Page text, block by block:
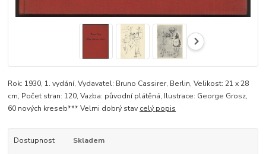
Rok: 1930, 1. vydání, Vydavatel: Bruno Cassirer, Berlin, Velikost: 21 x 28
cm, Počet stran: 120, Vazba: původní plátěná, Ilustrace: George Grosz,
60 nových kreseb*** Velmi dobrý stav celý popis
Dostupnost Skladem